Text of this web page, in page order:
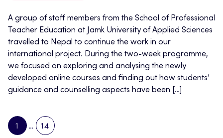
A group of staff members from the School of Professional
Teacher Education at Jamk University of Applied Sciences
travelled to Nepal to continue the work in our
international project. During the two-week programme,
we focused on exploring and analysing the newly
developed online courses and finding out how students’
guidance and counselling aspects have been […]
PAGE
1
…
PAGE
14